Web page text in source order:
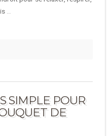
SIMPLE POUR
DE